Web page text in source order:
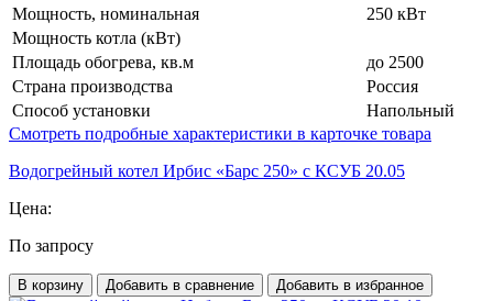
Мощность, номинальная
250 кВт
Мощность котла (кВт)
Площадь обогрева, кв.м
до 2500
Страна производства
Россия
Способ установки
Напольный
Смотреть подробные характеристики в карточке товара
Водогрейный котел Ирбис «Барс 250» с КСУБ 20.05
Цена:
По запросу
В корзину Добавить в сравнение Добавить в избранное